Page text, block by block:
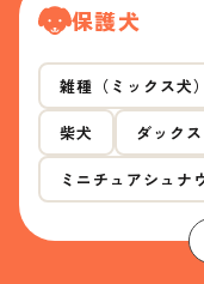
保護犬
雑種（ミックス犬）
柴犬 ダック
ミニチュアシュナ